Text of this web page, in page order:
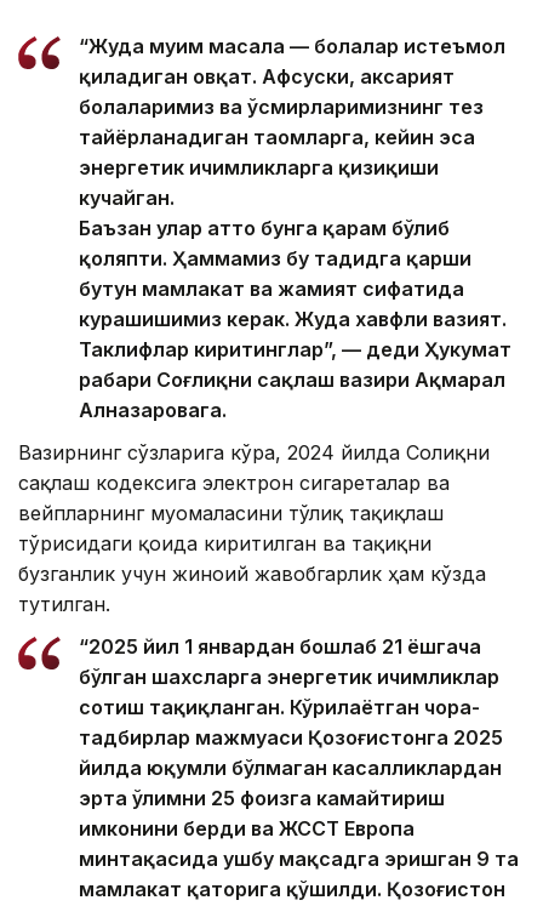
“Жуда муҳим масала — болалар истеъмол
қиладиган овқат. Афсуски, аксарият
болаларимиз ва ўсмирларимизнинг тез
тайёрланадиган таомларга, кейин эса
энергетик ичимликларга қизиқиши
кучайган.
Баъзан улар ҳатто бунга қарам бўлиб
қоляпти. Ҳаммамиз бу таҳдидга қарши
бутун мамлакат ва жамият сифатида
курашишимиз керак. Жуда хавфли вазият.
Таклифлар киритинглар”, — деди Ҳукумат
раҳбари Соғлиқни сақлаш вазири Ақмарал
Алназаровага.
Вазирнинг сўзларига кўра, 2024 йилда Соғлиқни
сақлаш кодексига электрон сигареталар ва
вейпларнинг муомаласини тўлиқ тақиқлаш
тўғрисидаги қоида киритилган ва тақиқни
бузганлик учун жиноий жавобгарлик ҳам кўзда
тутилган.
“2025 йил 1 январдан бошлаб 21 ёшгача
бўлган шахсларга энергетик ичимликлар
сотиш тақиқланган. Кўрилаётган чора-
тадбирлар мажмуаси Қозоғистонга 2025
йилда юқумли бўлмаган касалликлардан
эрта ўлимни 25 фоизга камайтириш
имконини берди ва ЖССТ Европа
минтақасида ушбу мақсадга эришган 9 та
мамлакат қаторига қўшилди. Қозоғистон